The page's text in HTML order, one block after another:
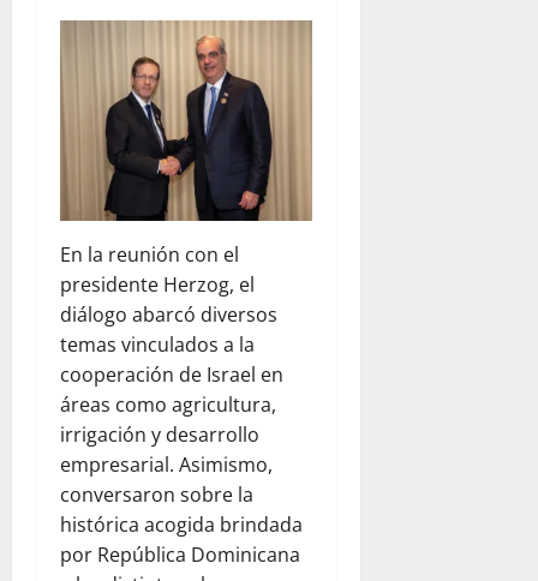
En la reunión con el
presidente Herzog, el
diálogo abarcó diversos
temas vinculados a la
cooperación de Israel en
áreas como agricultura,
irrigación y desarrollo
empresarial. Asimismo,
conversaron sobre la
histórica acogida brindada
por República Dominicana